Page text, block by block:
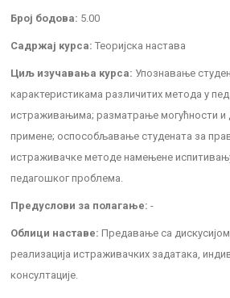
Број бодова: 5.00
Садржај курса: Теоријска настава
Циљ изучавања курса: Упознавање
карактеристикама различитих метода у
истраживањима; разматрање могућности
примене; оспособљавање студената за
истраживачке методе намењене
педагошког проблема.
Предуслови за полагање: -
Облици наставе: Предавање са
реализација истраживачких задатака,
консултације.